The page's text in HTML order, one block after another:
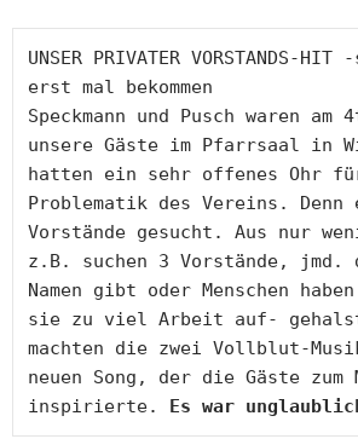
UNSER PRIVATER VORSTANDS-HIT
erst mal bekommen
Speckmann und Pusch waren am
unsere Gäste im Pfarrsaal in
hatten ein sehr offenes Ohr
Problematik des Vereins. Denn
Vorstände gesucht. Aus nur
z.B. suchen 3 Vorstände, jmd.
Namen gibt oder Menschen
sie zu viel Arbeit auf- gehalst
machten die zwei Vollblut-
neuen Song, der die Gäste zum
inspirierte. Es war